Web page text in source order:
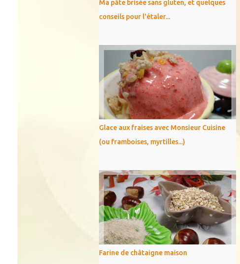
Ma pâte brisée sans gluten, et quelques
conseils pour l'étaler...
Glace aux fraises avec Monsieur Cuisine
(ou framboises, myrtilles...)
Farine de châtaigne maison